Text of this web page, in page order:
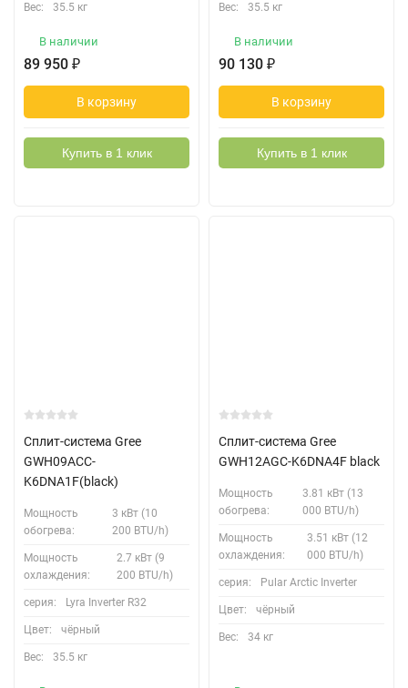
Вес: 35.5 кг
В наличии
89 950 ₽
В корзину
Купить в 1 клик
Вес: 35.5 кг
В наличии
90 130 ₽
В корзину
Купить в 1 клик
Сплит-система Gree
GWH09ACC-
K6DNA1F(black)
Мощность
обогрева:
3 кВт (10
200 BTU/h)
Мощность
охлаждения:
2.7 кВт (9
200 BTU/h)
серия: Lyra Inverter R32
Цвет: чёрный
Вес: 35.5 кг
Сплит-система Gree
GWH12AGC-K6DNA4F black
Мощность
обогрева:
3.81 кВт (13
000 BTU/h)
Мощность
охлаждения:
3.51 кВт (12
000 BTU/h)
серия: Pular Arctic Inverter
Цвет: чёрный
Вес: 34 кг